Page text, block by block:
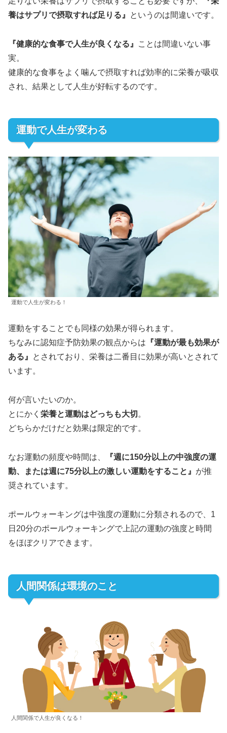
養はサプリで摂取すれば足りる』
というのは間違いです。
『健康的な食事で人生が良くなる』
ことは間違いない事
実。
健康的な食事をよく噛んで摂取すれば効率的に栄養が吸収
され、結果として人生が好転するのです。
運動で人生が変わる
運動で人生が変わる！
運動をすることでも同様の効果が得られます。
ちなみに認知症予防効果の観点からは 『運動が最も効果が
ある』
とされており、栄養は二番目に効果が高いとされて
います。
何が言いたいのか。
とにかく 栄養と運動はどっちも大切 。
どちらかだけだと効果は限定的です。
なお運動の頻度や時間は、
『週に150分以上の中強度の運
動、または週に75分以上の激しい運動をすること』 が推
奨されています。
ポールウォーキングは中強度の運動に分類されるので、1
日20分のポールウォーキングで上記の運動の強度と時間
をほぼクリアできます。
人間関係は環境のこと
人間関係で人生が良くなる！